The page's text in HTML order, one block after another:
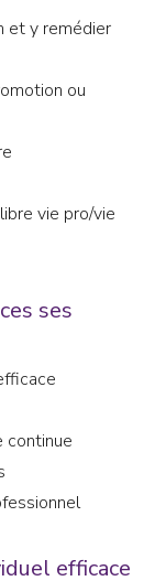
et y remédier
ou
vie pro/vie
ses
continue
efficace